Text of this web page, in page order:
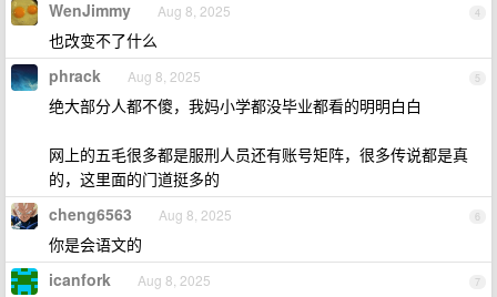
4
WenJimmy Aug 8, 2025
也改变不了什么
5
phrack Aug 8, 2025
绝大部分人都不傻，我妈小学都没毕业都看的明明白白
网上的五毛很多都是服刑人员还有账号矩阵，很多传说都是真
的，这里面的门道挺多的
6
cheng6563 Aug 8, 2025
你是会语文的
7
icanfork Aug 8, 2025